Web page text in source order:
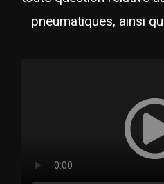
pneumatiques, ainsi